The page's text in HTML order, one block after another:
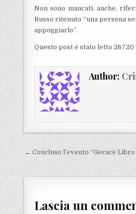
Non sono mancati, anche,
Russo ritenuto “una persona
appoggiarlo”.
Questo post é stato letto 26720
Author:
Navigazione
← Concluso l’evento “Gerace
Lascia un